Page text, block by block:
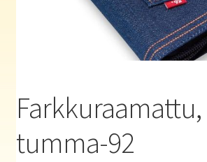
Farkkuraamattu,
tumma-92